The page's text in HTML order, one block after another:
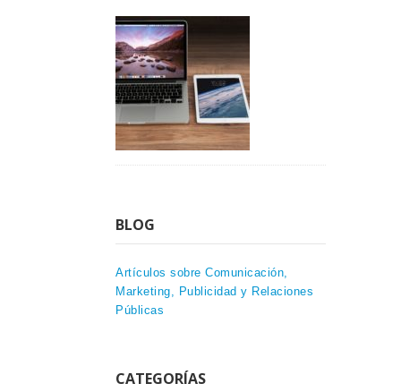
BLOG
Artículos sobre Comunicación,
Marketing, Publicidad y Relaciones
Públicas
CATEGORÍAS